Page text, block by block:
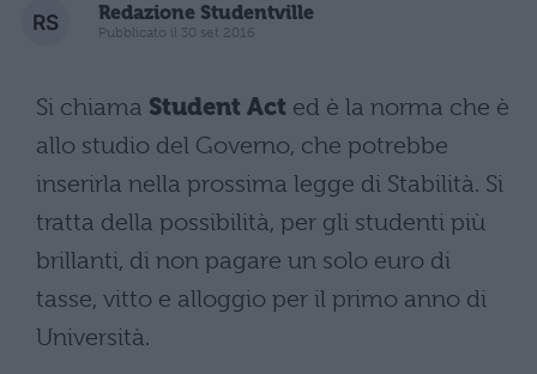
Redazione Studentville
Pubblicato il 30 set 2016
Si chiama Student Act ed è la norma che è
allo studio del Governo, che potrebbe
inserirla nella prossima legge di Stabilità. Si
tratta della possibilità, per gli studenti più
brillanti, di non pagare un solo euro di
tasse, vitto e alloggio per il primo anno di
Università.